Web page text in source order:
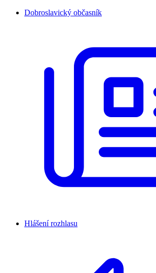
Dobroslavický občasník
Hlášení rozhlasu